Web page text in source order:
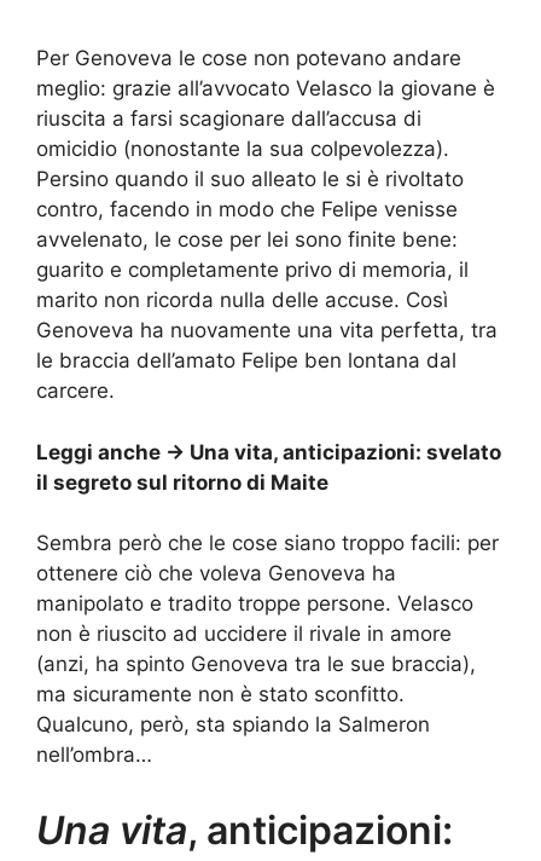
Per Genoveva le cose non potevano andare
meglio: grazie all’avvocato Velasco la giovane è
riuscita a farsi scagionare dall’accusa di
omicidio (nonostante la sua colpevolezza).
Persino quando il suo alleato le si è rivoltato
contro, facendo in modo che Felipe venisse
avvelenato, le cose per lei sono finite bene:
guarito e completamente privo di memoria, il
marito non ricorda nulla delle accuse. Così
Genoveva ha nuovamente una vita perfetta, tra
le braccia dell’amato Felipe ben lontana dal
carcere.
Leggi anche -> Una vita, anticipazioni: svelato
il segreto sul ritorno di Maite
Sembra però che le cose siano troppo facili: per
ottenere ciò che voleva Genoveva ha
manipolato e tradito troppe persone. Velasco
non è riuscito ad uccidere il rivale in amore
(anzi, ha spinto Genoveva tra le sue braccia),
ma sicuramente non è stato sconfitto.
Qualcuno, però, sta spiando la Salmeron
nell’ombra…
Una vita, anticipazioni: